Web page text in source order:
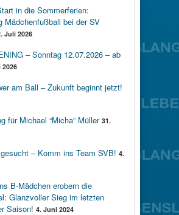
in die Sommerferien:
Mädchenfußball bei der SV
Juli 2026
– Sonntag 12.07.2026 – ab
2026
am Ball – Zukunft beginnt jetzt!
für Michael “Micha” Müller 31.
– Komm ins Team SVB! 4.
B-Mädchen erobern die
Glanzvoller Sieg im letzten
Saison! 4. Juni 2024